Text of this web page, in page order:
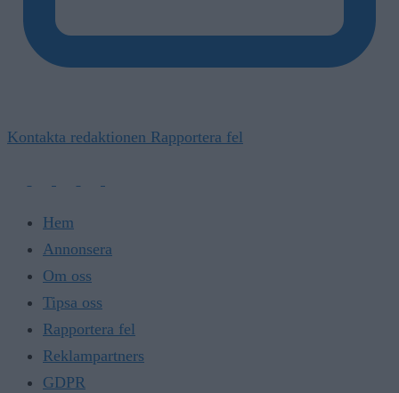
Kontakta redaktionen Rapportera fel
Hem
Annonsera
Om oss
Tipsa oss
Rapportera fel
Reklampartners
GDPR